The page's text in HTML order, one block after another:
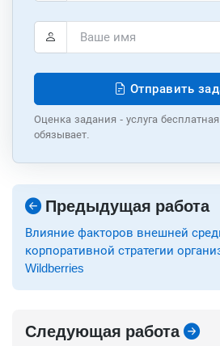
Отправить
Оценка задания - услуга
обязывает.
Предыдущая работа
Влияние факторов внешней
корпоративной стратегии
Wildberries
Следующая работа